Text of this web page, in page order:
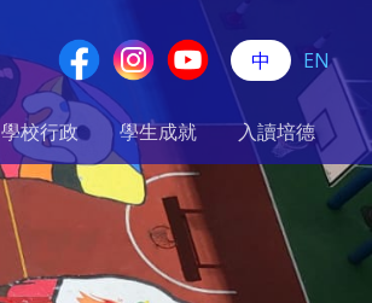
學校行政 學生成就 入讀培德
中 EN